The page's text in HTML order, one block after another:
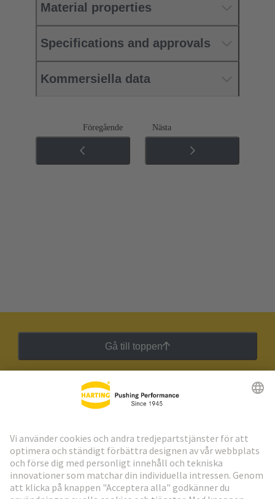
Material properties
Specifications and approvals
Kommersiella data
Föregående Nästa
Gå till toppen
HARTING:s nyhetsbrev
Gå till registrering